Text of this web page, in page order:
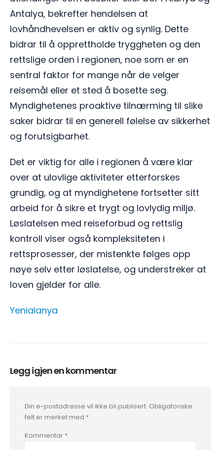
Antalya, bekrefter hendelsen at
lovhåndhevelsen er aktiv og synlig. Dette
bidrar til å opprettholde tryggheten og den
rettslige orden i regionen, noe som er en
sentral faktor for mange når de velger
reisemål eller et sted å bosette seg.
Myndighetenes proaktive tilnærming til slike
saker bidrar til en generell følelse av sikkerhet
og forutsigbarhet.
Det er viktig for alle i regionen å være klar
over at ulovlige aktiviteter etterforskes
grundig, og at myndighetene fortsetter sitt
arbeid for å sikre et trygt og lovlydig miljø.
Løslatelsen med reiseforbud og rettslig
kontroll viser også kompleksiteten i
rettsprosesser, der mistenkte følges opp
nøye selv etter løslatelse, og understreker at
loven gjelder for alle.
Yenialanya
Legg igjen en kommentar
Din e-postadresse vil ikke bli publisert. Obligatoriske
felt er merket med *
Kommentar *